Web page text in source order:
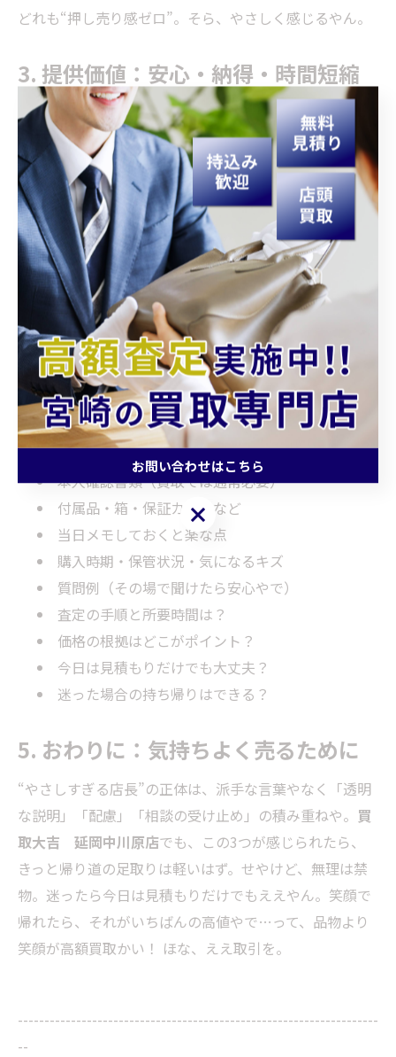
どれも“押し売り感ゼロ”。そら、やさしく感じるやん。
3. 提供価値：安心・納得・時間短縮
安心感: 「選べる」「断れる」空気で心理的負担が
軽くなる
納得感: 根拠が見える説明で、あとからモヤモヤが
出にくい
時間短縮: 最初に進め方が共有されると、比較検討
もスムーズ
長期的な関係: 迷いが残る時は持ち帰り推奨→信頼
が積み上がる
結果として、満足度の“芯”が太くなるんや。価格だけや
ない価値、ここにありやで。
4. 来店前チェックリストと質問例
持ち物
本人確認書類（買取では通常必要）
付属品・箱・保証カードなど
当日メモしておくと楽な点
購入時期・保管状況・気になるキズ
質問例（その場で聞けたら安心やで）
査定の手順と所要時間は？
価格の根拠はどこがポイント？
今日は見積もりだけでも大丈夫？
迷った場合の持ち帰りはできる？
5. おわりに：気持ちよく売るために
“やさしすぎる店長”の正体は、派手な言葉やなく「透明
な説明」「配慮」「相談の受け止め」の積み重ねや。 買
取大吉 延岡中川原店でも、この3つが感じられたら、
きっと帰り道の足取りは軽いはず。せやけど、無理は禁
物。迷ったら今日は見積もりだけでもええやん。笑顔で
帰れたら、それがいちばんの高値やで…って、品物より
笑顔が高額買取かい！ ほな、ええ取引を。
--------------------------------------------------------------------
--
お問い合わせはこちら
お問い合わせはこちら